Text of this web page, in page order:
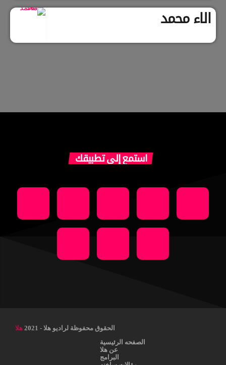
الاء محمد
استمع إلى تطبيقك
الحقوق محفوظة لراديو هلا - 2021
هلا
الصفحه الرئيسية
عن هلا
البرامج